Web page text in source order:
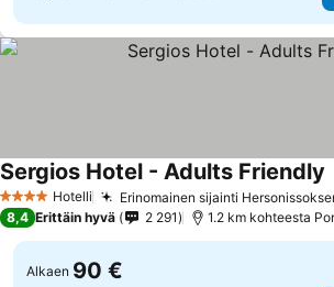
4 Tähtiluokitus
Hotelli Erinomainen sijainti
Sergios Hotel - Adults Friendly
8,4 Erittäin hyvä 2 291 1.2 km kohteesta
Alkaen 90 €